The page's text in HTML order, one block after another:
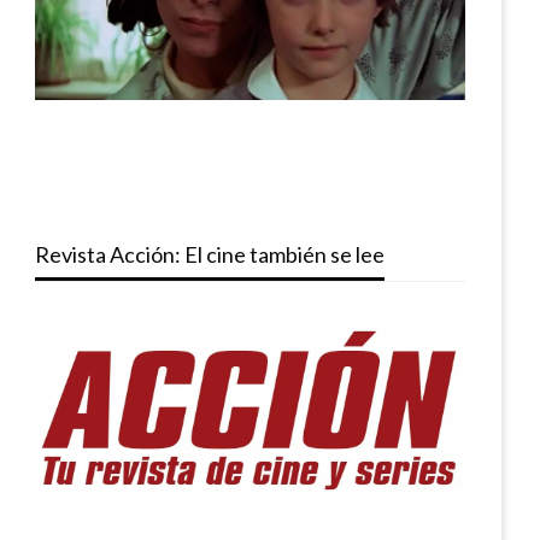
Revista Acción: El cine también se lee